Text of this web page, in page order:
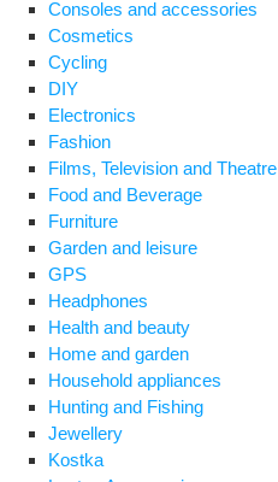
Consoles and accessories
Cosmetics
Cycling
DIY
Electronics
Fashion
Films, Television and Theatre
Food and Beverage
Furniture
Garden and leisure
GPS
Headphones
Health and beauty
Home and garden
Household appliances
Hunting and Fishing
Jewellery
Kostka